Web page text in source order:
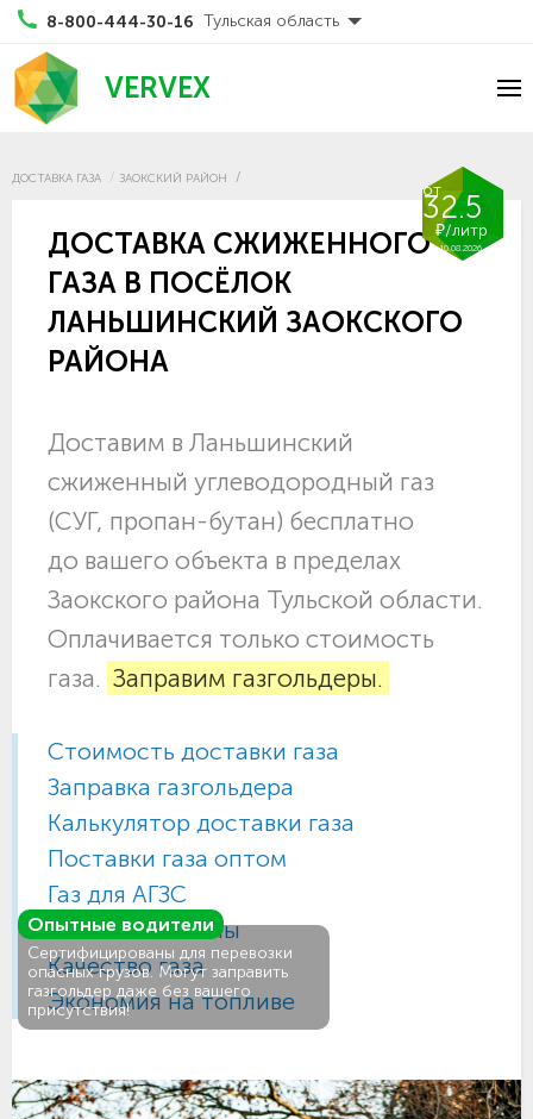
8-800-444-30-16 Тульская область
VERVEX
ДОСТАВКА ГАЗА ЗАОКСКИЙ РАЙОН
от
32.5
₽/литр
10.08.2026
ДОСТАВКА СЖИЖЕННОГО
ГАЗА В ПОСЁЛОК
ЛАНЬШИНСКИЙ ЗАОКСКОГО
РАЙОНА
Доставим в Ланьшинский
сжиженный углеводородный газ
(СУГ, пропан-бутан) бесплатно
до вашего объекта в пределах
Заокского района Тульской области.
Оплачивается только стоимость
газа. Заправим газгольдеры.
Стоимость доставки газа
Заправка газгольдера
Калькулятор доставки газа
Поставки газа оптом
Газ для АГЗС
Газовые баллоны
Качество газа
Экономия на топливе
Опытные водители
Сертифицированы для перевозки
опасных грузов. Могут заправить
газгольдер даже без вашего
присутствия!